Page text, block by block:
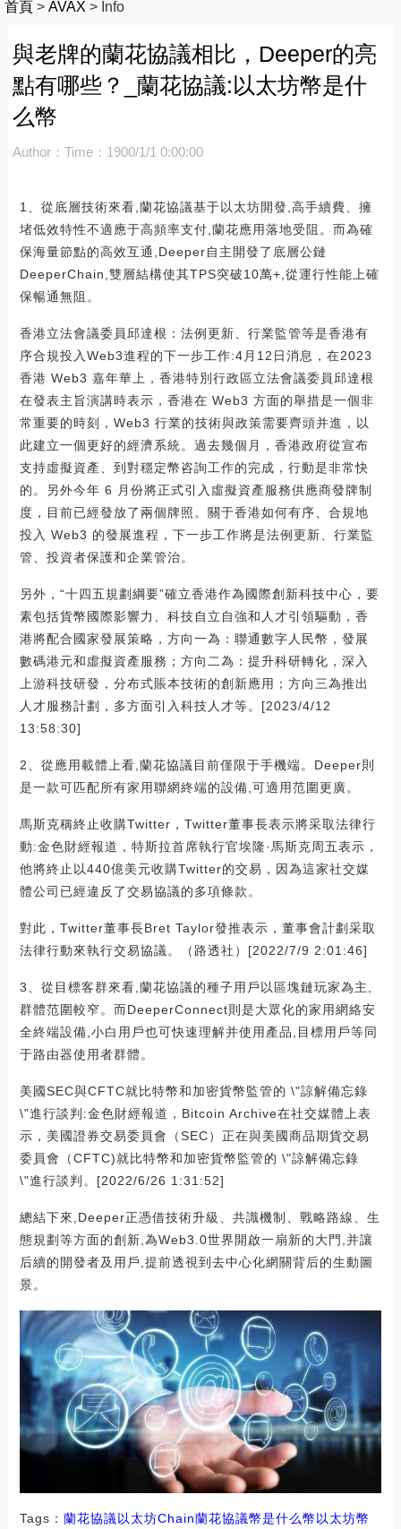
首頁 > AVAX > Info
與老牌的蘭花協議相比，Deeper的亮
點有哪些？_蘭花協議:以太坊幣是什
么幣
Author： Time：1900/1/1 0:00:00
1、從底層技術來看,蘭花協議基于以太坊開發,高手續費、擁
堵低效特性不適應于高頻率支付,蘭花應用落地受阻。而為確
保海量節點的高效互通,Deeper自主開發了底層公鏈
DeeperChain,雙層結構使其TPS突破10萬+,從運行性能上確
保暢通無阻。
香港立法會議委員邱達根：法例更新、行業監管等是香港有
序合規投入Web3進程的下一步工作:4月12日消息，在2023
香港 Web3 嘉年華上，香港特別行政區立法會議委員邱達根
在發表主旨演講時表示，香港在 Web3 方面的舉措是一個非
常重要的時刻，Web3 行業的技術與政策需要齊頭并進，以
此建立一個更好的經濟系統。過去幾個月，香港政府從宣布
支持虛擬資產、到對穩定幣咨詢工作的完成，行動是非常快
的。另外今年 6 月份將正式引入虛擬資產服務供應商發牌制
度，目前已經發放了兩個牌照。關于香港如何有序、合規地
投入 Web3 的發展進程，下一步工作將是法例更新、行業監
管、投資者保護和企業管治。
另外，“十四五規劃綱要”確立香港作為國際創新科技中心，要
素包括貨幣國際影響力、科技自立自強和人才引領驅動，香
港將配合國家發展策略，方向一為：聯通數字人民幣，發展
數碼港元和虛擬資產服務；方向二為：提升科研轉化，深入
上游科技研發，分布式賬本技術的創新應用；方向三為推出
人才服務計劃，多方面引入科技人才等。[2023/4/12
13:58:30]
2、從應用載體上看,蘭花協議目前僅限于手機端。Deeper則
是一款可匹配所有家用聯網終端的設備,可適用范圍更廣。
馬斯克稱終止收購Twitter，Twitter董事長表示將采取法律行
動:金色財經報道，特斯拉首席執行官埃隆·馬斯克周五表示，
他將終止以440億美元收購Twitter的交易，因為這家社交媒
體公司已經違反了交易協議的多項條款。
對此，Twitter董事長Bret Taylor發推表示，董事會計劃采取
法律行動來執行交易協議。（路透社）[2022/7/9 2:01:46]
3、從目標客群來看,蘭花協議的種子用戶以區塊鏈玩家為主,
群體范圍較窄。而DeeperConnect則是大眾化的家用網絡安
全終端設備,小白用戶也可快速理解并使用產品,目標用戶等同
于路由器使用者群體。
美國SEC與CFTC就比特幣和加密貨幣監管的 \"諒解備忘錄
\"進行談判:金色財經報道，Bitcoin Archive在社交媒體上表
示，美國證券交易委員會（SEC）正在與美國商品期貨交易
委員會（CFTC)就比特幣和加密貨幣監管的 \"諒解備忘錄
\"進行談判。[2022/6/26 1:31:52]
總結下來,Deeper正憑借技術升級、共識機制、戰略路線、生
態規劃等方面的創新,為Web3.0世界開啟一扇新的大門,并讓
后續的開發者及用戶,提前透視到去中心化網關背后的生動圖
景。
Tags： 蘭花協議 以太坊Chain蘭花協議幣是什么幣 以太坊幣